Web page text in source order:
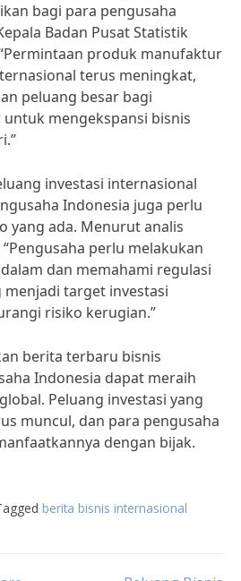
bagi para pengusaha
Badan Pusat Statistik
produk manufaktur
terus meningkat,
peluang besar bagi
untuk mengekspansi bisnis
investasi internasional
Indonesia juga perlu
yang ada. Menurut analis
perlu melakukan
dan memahami regulasi
menjadi target investasi
risiko kerugian.”
berita terbaru bisnis
Indonesia dapat meraih
Peluang investasi yang
muncul, dan para pengusaha
dengan bijak.
berita bisnis internasional